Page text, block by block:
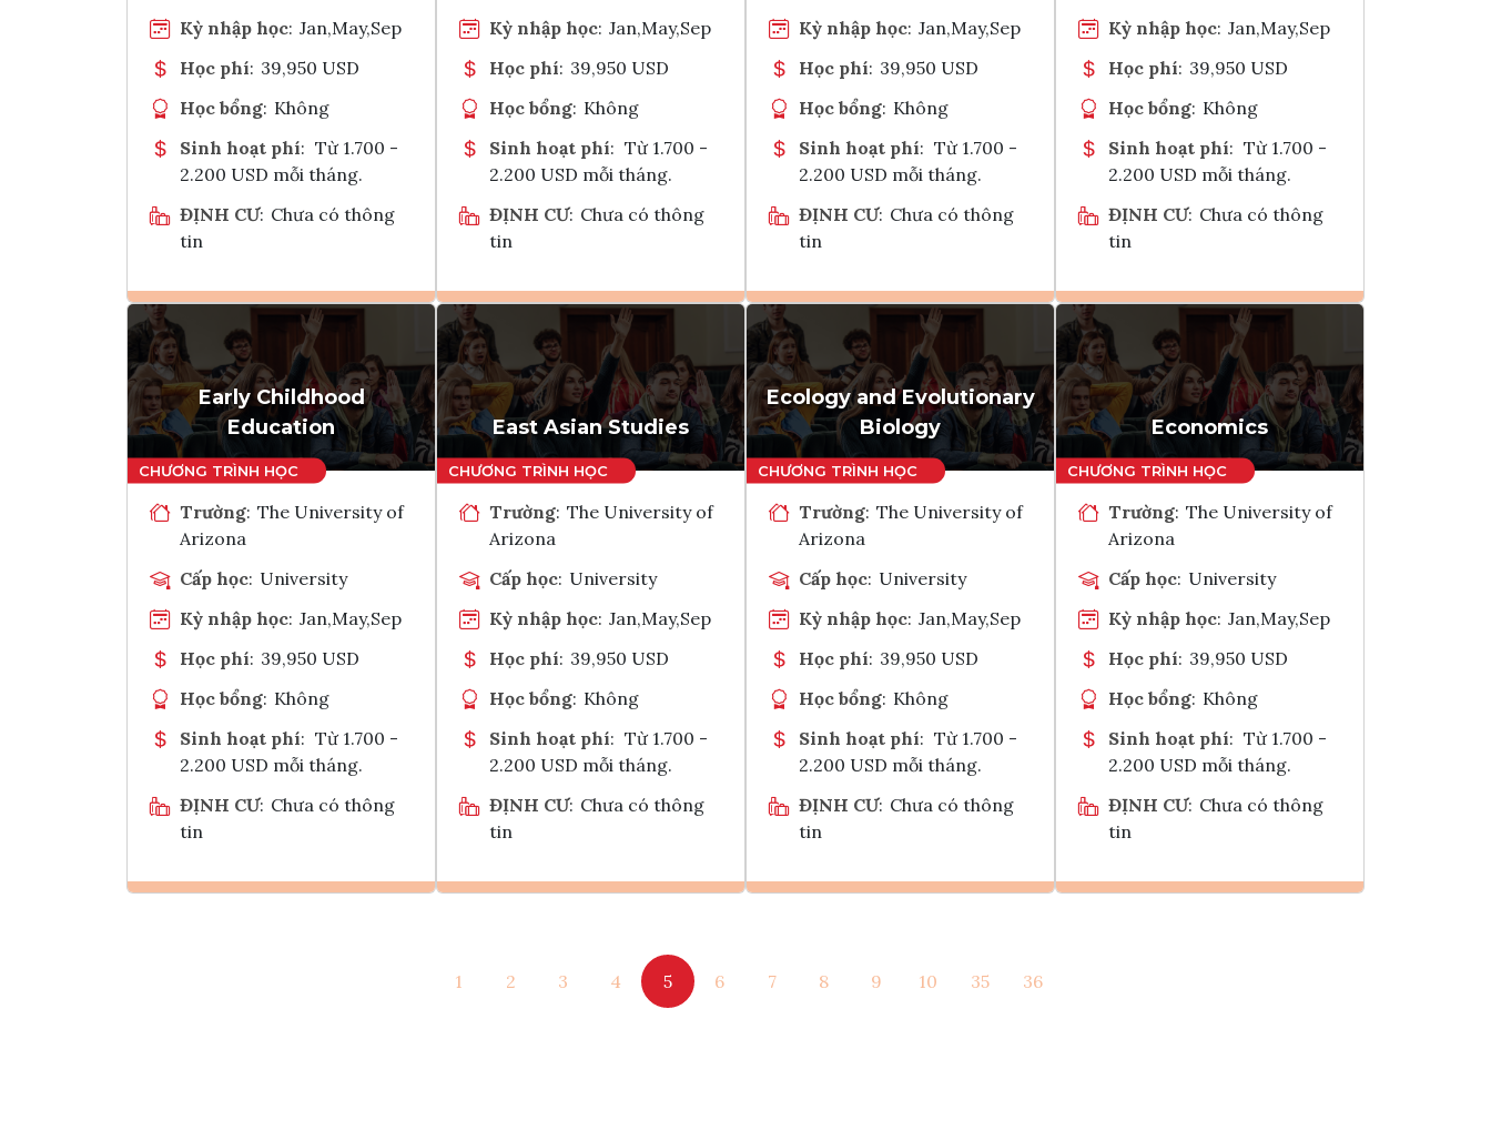
Kỳ nhập học: Jan,May,Sep
Học phí: 39,950 USD
Học bổng: Không
Sinh hoạt phí: Từ 1.700 -
2.200 USD mỗi tháng.
ĐỊNH CƯ: Chưa có thông
tin
Ghi danh
Tham vấn Interlink
Kỳ nhập học: Jan,May,Sep
Học phí: 39,950 USD
Học bổng: Không
Sinh hoạt phí: Từ 1.700 -
2.200 USD mỗi tháng.
ĐỊNH CƯ: Chưa có thông
tin
Ghi danh
Tham vấn Interlink
Kỳ nhập học: Jan,May,Sep
Học phí: 39,950 USD
Học bổng: Không
Sinh hoạt phí: Từ 1.700 -
2.200 USD mỗi tháng.
ĐỊNH CƯ: Chưa có thông
tin
Ghi danh
Tham vấn Interlink
Kỳ nhập học: Jan,May,Sep
Học phí: 39,950 USD
Học bổng: Không
Sinh hoạt phí: Từ 1.700 -
2.200 USD mỗi tháng.
ĐỊNH CƯ: Chưa có thông
tin
Ghi danh
Tham vấn Interlink
Early Childhood
Education
Trường: The University of
Arizona
Cấp học: University
Kỳ nhập học: Jan,May,Sep
Học phí: 39,950 USD
Học bổng: Không
Sinh hoạt phí: Từ 1.700 -
2.200 USD mỗi tháng.
ĐỊNH CƯ: Chưa có thông
tin
East Asian Studies
Trường: The University of
Arizona
Cấp học: University
Kỳ nhập học: Jan,May,Sep
Học phí: 39,950 USD
Học bổng: Không
Sinh hoạt phí: Từ 1.700 -
2.200 USD mỗi tháng.
ĐỊNH CƯ: Chưa có thông
tin
Tham vấn Interlink
Ecology and Evolutionary
Biology
Trường: The University of
Arizona
Cấp học: University
Kỳ nhập học: Jan,May,Sep
Học phí: 39,950 USD
Học bổng: Không
Sinh hoạt phí: Từ 1.700 -
2.200 USD mỗi tháng.
ĐỊNH CƯ: Chưa có thông
tin
Tham vấn Interlink
Economics
Trường: The University of
Arizona
Cấp học: University
Kỳ nhập học: Jan,May,Sep
Học phí: 39,950 USD
Học bổng: Không
Sinh hoạt phí: Từ 1.700 -
2.200 USD mỗi tháng.
ĐỊNH CƯ: Chưa có thông
tin
1 2 3 4 5 6 7 8 9 10 35 36